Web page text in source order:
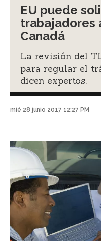
EU puede
trabajadores
Canadá
La revisión del
para regular el
dicen expertos.
mié 28 junio 2017 12:27 PM